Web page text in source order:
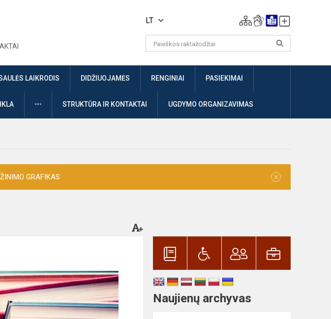
LT
LAIKRODIS DIDŽIUOJAMĖS RENGINIAI PASIEKIMAI
DAUGIAUSTRUKTŪRA IR KONTAKTAI UGDYMO ORGANIZAVIMAS
GRAFIKAS ×
Naujienų archyvas